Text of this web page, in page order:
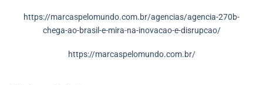
https://marcaspelomundo.com.br/agencias/agencia-270b-
chega-ao-brasil-e-mira-na-inovacao-e-disrupcao/
https://marcaspelomundo.com.br/